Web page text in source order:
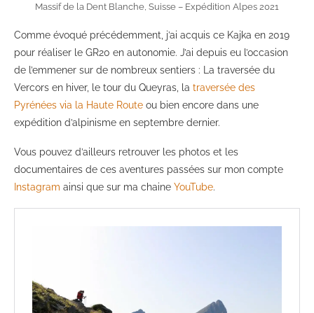
Massif de la Dent Blanche, Suisse – Expédition Alpes 2021
Comme évoqué précédemment, j’ai acquis ce Kajka en 2019
pour réaliser le GR20 en autonomie. J’ai depuis eu l’occasion
de l’emmener sur de nombreux sentiers : La traversée du
Vercors en hiver, le tour du Queyras, la traversée des
Pyrénées via la Haute Route ou bien encore dans une
expédition d’alpinisme en septembre dernier.
Vous pouvez d’ailleurs retrouver les photos et les
documentaires de ces aventures passées sur mon compte
Instagram ainsi que sur ma chaine YouTube.